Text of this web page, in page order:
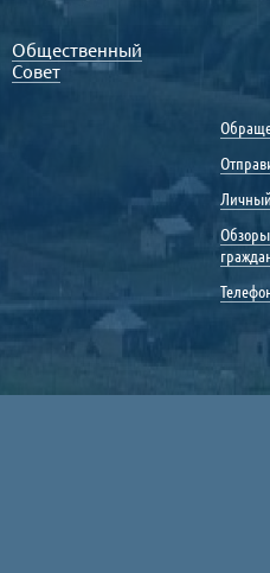
Общественный
Совет